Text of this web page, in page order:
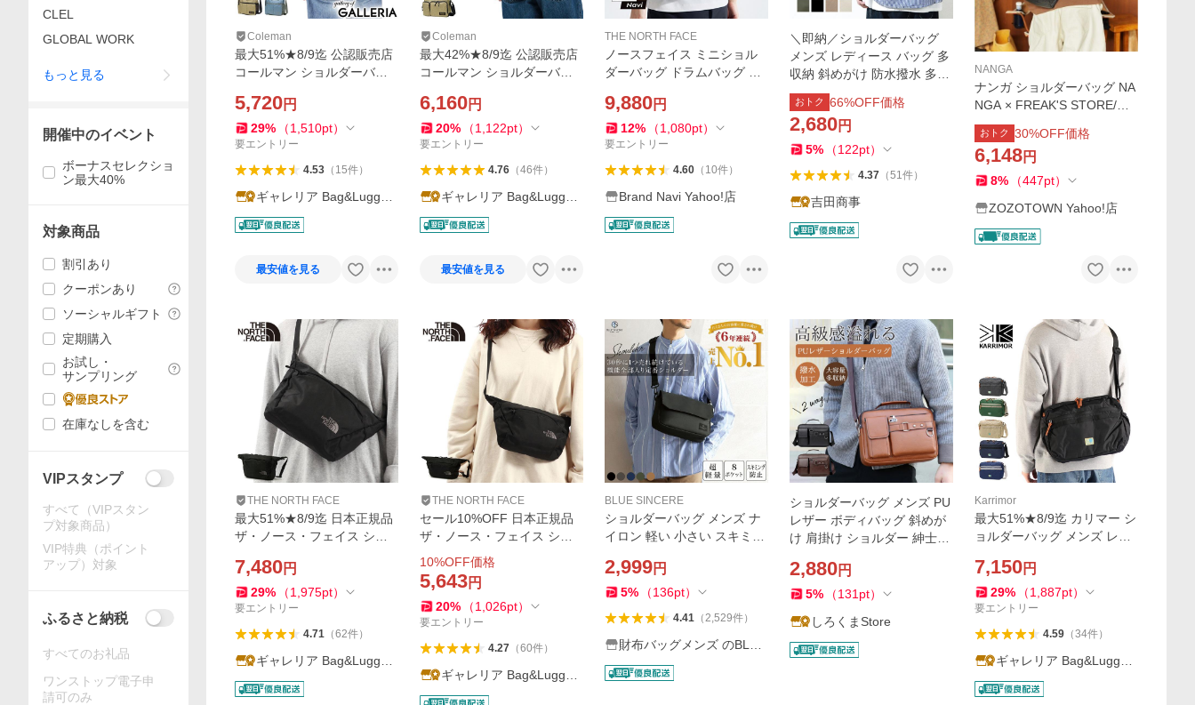
Coleman
最大51%★8/9迄 公認販売店
コールマン ショルダーバッ
an 斜めがけ 軽量 大人 ショ
ルダー 6L WALKER クールシ
ョルダー SM
5,720円
29% （1,510pt）
要エントリー
4.53（ 15件）
ギャレリア Bag&Luggag
e
最安値を見る
Coleman
最大42%★8/9迄 公認販売店
コールマン ショルダーバッ
軽量 B5 8L スクエア型 タブ
レット収納 WALKER ウォー
カーショルダー
6,160円
20% （1,122pt）
要エントリー
4.76（46件）
ギャレリア Bag&Luggag
e
最安値を見る
THE NORTH FACE
ノースフェイス ミニショル
ダーバッグ ドラムバッグ 小
ースキャンプ ダッフルバッ
グ ブラック 黒 アーバン 普段
使い
9,880円
12% （1,080pt）
要エントリー
4.60（ 10件）
Brand Navi Yahoo!店
＼即納／ショルダーバッグ
メンズ レディース バッグ 多
収納 斜めがけ 防水撥水 多ポ
ケット 肩掛け 軽量 ボディバ
ッグ おしゃれ 大容量 通勤 通
学 爆買
おトク 66%OFF価格
2,680円
5% （122pt）
4.37（51件）
吉田商事
NANGA
ナンガ ショルダーバッグ NA
NGA × FREAK'S STORE/ナ
ンガ × フリークスストア 別
注 POCKETABLE SHOULDE
R BAG ポケッタブル ショル
ダーバッグ
おトク 30%OFF価格
6,148円
8% （447pt）
ZOZOTOWN Yahoo!店
THE NORTH FACE
最大51%★8/9迄 日本正規品
ザ・ノース・フェイス ショ
ース 小さい ブランド 斜め掛
け 軽量 THE NORTH FACE
A5 カペラ 5 NM72353
7,480円
29% （1,975pt）
要エントリー
4.71（62件）
ギャレリア Bag&Luggag
e
THE NORTH FACE
セール10%OFF 日本正規品
ザ・ノース・フェイス ショ
ルダーバッグ メンズ レディ
ース 小さい ブランド 斜め掛
け 軽量 THE NORTH FACE
カペラ 2 NM72354
10%OFF価格
5,643円
20% （1,026pt）
要エントリー
4.27（60件）
ギャレリア Bag&Luggag
e
BLUE SINCERE
ショルダーバッグ メンズ ナ
イロン 軽い 小さい スキミン
ィバッグ 肩掛け ブランド 軽
い 軽量 小さい ショルダーバ
2,999円
5% （136pt）
4.41（2,529件）
財布バッグメンズ のBLUE
SINCERE
ショルダーバッグ メンズ PU
レザー ボディバッグ 斜めが
け 肩掛け ショルダー 紳士鞄
ア 通勤 旅行
2,880円
5% （131 pt）
しろくまStore
Karrimor
最大51%★8/9迄 カリマー シ
ョルダーバッグ メンズ レデ
斜めがけ 軽量 バッグ 2層 B5
15L 大きい VT shoulder R 5
01221
7,150円
29% （1,887pt）
要エントリー
4.59（34件）
ギャレリア Bag&Luggag
e
CLEL
GLOBAL WORK
もっと見る
開催中のイベント
ボーナスセレクショ
ン最大40%
対象商品
割引あり
クーポンあり
ソーシャルギフト
定期購入
お試し・
サンプリング
在庫なしを含む
VIPスタンプ
すべて（VIPスタン
プ対象商品）
VIP特典（ポイント
アップ）対象
ふるさと納税
すべてのお礼品
ワンストップ電子申
請可のみ